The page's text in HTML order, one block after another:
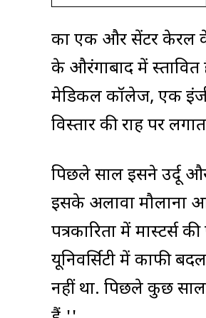
का एक और सेंटर केरल के
के औरंगाबाद में
मेडिकल कॉलेज, एक
विस्तार की राह पर
पिछले साल इसने उर्दू
इसके अलावा मौलाना
पत्रकारिता में मास्टर्स
यूनिवर्सिटी में काफी
नहीं था. पिछले कुछ